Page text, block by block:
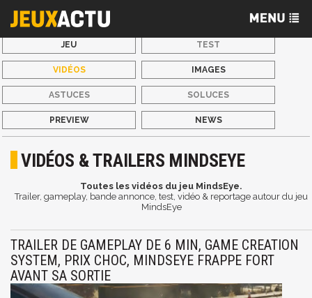
JEU TEST
VIDÉOS IMAGES
ASTUCES SOLUCES
PREVIEW NEWS
VIDÉOS & TRAILERS MINDSEYE
Toutes les vidéos du jeu MindsEye.
Trailer, gameplay, bande annonce, test, vidéo & reportage autour du jeu
MindsEye
TRAILER DE GAMEPLAY DE 6 MIN, GAME CREATION
SYSTEM, PRIX CHOC, MINDSEYE FRAPPE FORT
AVANT SA SORTIE